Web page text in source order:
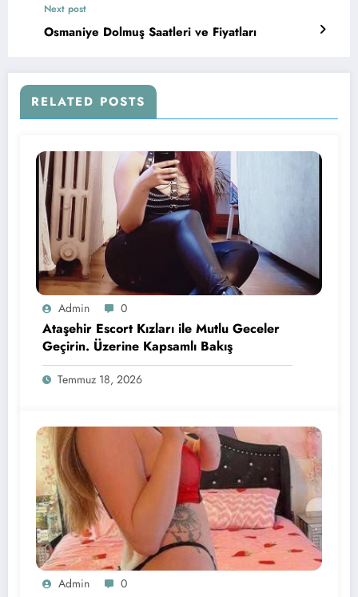
Next post
Osmaniye Dolmuş Saatleri ve Fiyatları
RELATED POSTS
Admin 0
Ataşehir Escort Kızları ile Mutlu Geceler
Geçirin. Üzerine Kapsamlı Bakış
Temmuz 18, 2026
Admin 0